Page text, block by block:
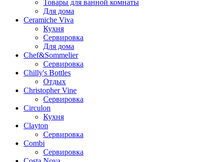
Товары для ванной комнаты
Для дома
Ceramiche Viva
Кухня
Сервировка
Для дома
Chef&Sommelier
Сервировка
Chilly's Bottles
Отдых
Christopher Vine
Сервировка
Circulon
Кухня
Clayton
Сервировка
Combi
Сервировка